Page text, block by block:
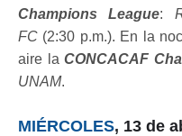
Champions League:
FC (2:30 p.m.). En la
aire laCONCACAF
UNAM.
MIÉRCOLES, 13 de